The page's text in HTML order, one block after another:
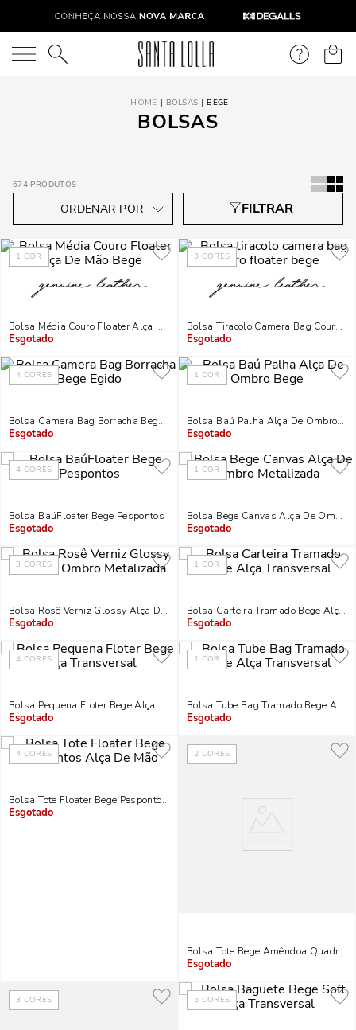
O que você está procurando?
BOLSAS BEGE
BOLSAS
674 PRODUTOS
1 COR
Bolsa Média Couro Floater Alça De Mão Bege
Indisponível
3 CORES
Bolsa Tiracolo Camera Bag Couro
Indisponível
4 CORES
Bolsa Camera Bag Borracha Bege Egido
Indisponível
1 COR
Bolsa Baú Palha Alça De Ombro
Indisponível
4 CORES
Bolsa BaúFloater Bege Pespontos
Indisponível
1 COR
Bolsa Bege Canvas Alça De Ombro
Indisponível
3 CORES
Bolsa Rosê Verniz Glossy Alça De Ombro Metalizada
Indisponível
1 COR
Bolsa Carteira Tramado Bege Alça
Indisponível
4 CORES
Bolsa Pequena Floter Bege Alça Transversal
Indisponível
1 COR
Bolsa Tube Bag Tramado Bege Alça
Indisponível
4 CORES
Bolsa Tote Floater Bege Pespontos Alça De Mão
Indisponível
2 CORES
Bolsa Tote Bege Amêndoa
Indisponível
3 CORES 5 CORES